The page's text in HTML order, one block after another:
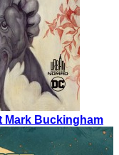
Mark Buckingham